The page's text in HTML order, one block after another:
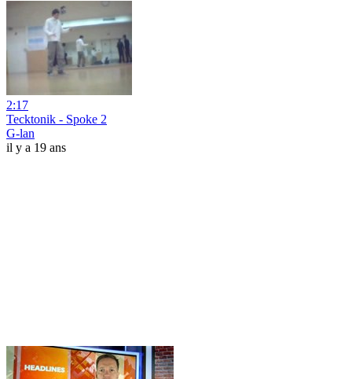
2:17
Tecktonik - Spoke 2
G-lan
il y a 19 ans